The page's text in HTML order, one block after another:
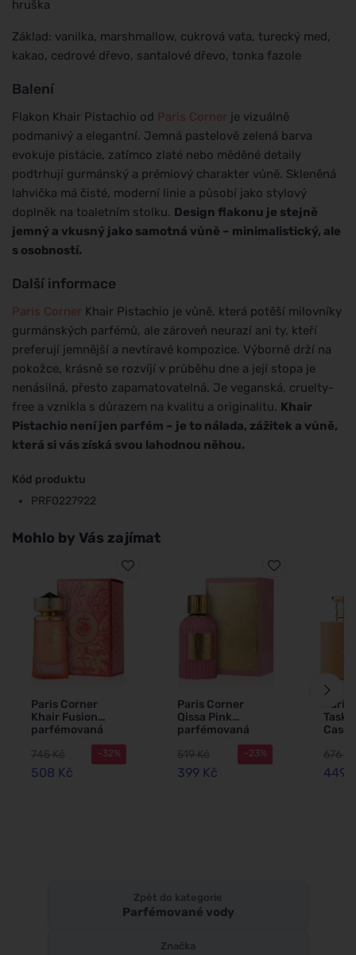
hruška
Základ: vanilka, marshmallow, cukrová vata, turecký med,
kakao, cedrové dřevo, santalové dřevo, tonka fazole
Balení
Flakon Khair Pistachio od Paris Corner je vizuálně
podmanivý a elegantní. Jemná pastelově zelená barva
evokuje pistácie, zatímco zlaté nebo měděné detaily
podtrhují gurmánský a prémiový charakter vůně. Skleněná
lahvička má čisté, moderní linie a působí jako stylový
doplněk na toaletním stolku. Design flakonu je stejně
jemný a vkusný jako samotná vůně – minimalistický, ale
s osobností.
Další informace
Paris Corner Khair Pistachio je vůně, která potěší milovníky
gurmánských parfémů, ale zároveň neurazí ani ty, kteří
preferují jemnější a nevtíravé kompozice. Výborně drží na
pokožce, krásně se rozvíjí v průběhu dne a její stopa je
nenásilná, přesto zapamatovatelná. Je veganská, cruelty-
free a vznikla s důrazem na kvalitu a originalitu. Khair
Pistachio není jen parfém – je to nálada, zážitek a vůně,
která si vás získá svou lahodnou něhou.
Kód produktu
PRF0227922
Mohlo by Vás zajímat
Paris Corner
Khair Fusion
parfémovaná
voda pro ženy
100 ml
745 Kč
508 Kč
-32%
Paris Corner
Qissa Pink
parfémovaná
voda pro ženy
100 ml
519 Kč
399 Kč
-23%
voda
100
676 Kč
449
Zpět do kategorie
Parfémované vody
Značka